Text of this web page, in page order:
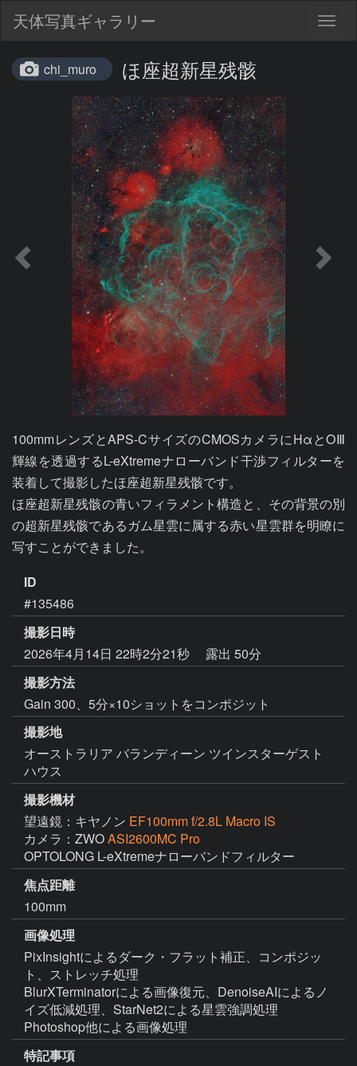
天体写真ギャラリー
chi_muro ほ座超新星残骸
100mmレンズとAPS-CサイズのCMOSカメラにHαとOⅢ
輝線を透過するL-eXtremeナローバンド干渉フィルターを
装着して撮影したほ座超新星残骸です。
ほ座超新星残骸の青いフィラメント構造と、その背景の別
の超新星残骸であるガム星雲に属する赤い星雲群を明瞭に
ID
#135486
撮影日時
2026年4月14日 22時2分21秒
露出 50分
撮影方法
Gain 300、5分×10ショットをコンポジット
撮影地
オーストラリア バランディーン ツインスターゲスト
ハウス
撮影機材
望遠鏡：キヤノン EF100mm f/2.8L Macro IS
カメラ：ZWOASI2600MC Pro
OPTOLONG L-eXtremeナローバンドフィルター
焦点距離
100mm
画像処理
PixInsightによるダーク・フラット補正、コンポジッ
ト、ストレッチ処理
BlurXTerminatorによる画像復元、DenoiseAIによるノ
イズ低減処理、StarNet2による星雲強調処理
Photoshop他による画像処理
特記事項